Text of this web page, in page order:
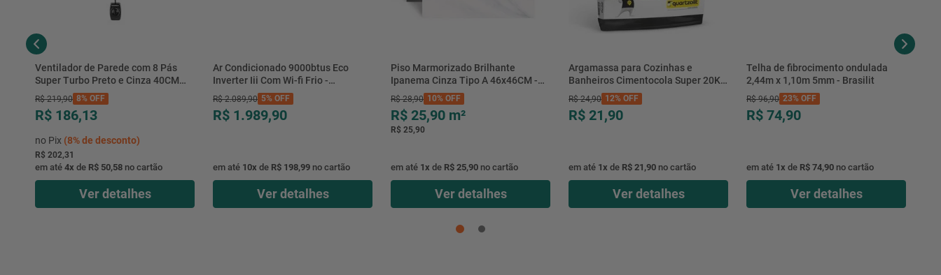
Ventilador de Parede com 8 Pás
Super Turbo Preto e Cinza 40CM
220V 140W - VTX-40P-8P - Mondial
R$ 219,90 8% OFF
R$ 186,13
no Pix (8%de desconto)
R$ 202,31
em até 4x de R$ 50,58 no cartão
Ver detalhes
Ar Condicionado 9000btus Eco
Inverter Iii Com Wi-fi Frio -
Hjfe09c2cg|hjfi09c2wg - Elgin
R$ 2.089,90 5% OFF
R$ 1.989,90
em até 10x de R$ 198,99 no cartão
Ver detalhes
Piso Marmorizado Brilhante
Ipanema Cinza Tipo A 46x46CM -
01.012771 - Cerbras
R$ 28,90 10% OFF
R$ 25,90 m²
R$ 25,90
em até 1x de R$ 25,90 no cartão
Ver detalhes
Argamassa para Cozinhas e
Banheiros Cimentocola Super 20KG
- 0118.00001.0020PL - Quartzolit
R$ 24,90 12% OFF
R$ 21,90
em até 1x de R$ 21,90 no cartão
Ver detalhes
Telha de fibrocimento ondulada
2,44m x 1,10m 5mm - Brasilit
R$ 96,90 23% OFF
R$ 74,90
em até 1x de R$ 74,90 no cartão
Ver detalhes